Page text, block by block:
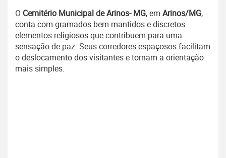
O Cemitério Municipal de Arinos- MG, em Arinos/MG,
conta com gramados bem mantidos e discretos
elementos religiosos que contribuem para uma
sensação de paz. Seus corredores espaçosos facilitam
o deslocamento dos visitantes e tornam a orientação
mais simples.